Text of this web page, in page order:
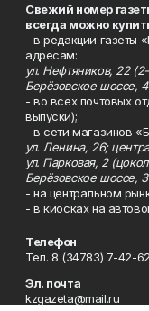
Свежий номер
всегда можно
- в редакции газеты
адресам:
ул. Нефтяников, 22
Берёзовское шоссе,
- во всех почтовых
выпуски);
- в сети магазинов
ул. Ленина, 26;
ул. Парковая, 2
Берёзовское шоссе,
- на центральном
- в киосках на
Телефон
Тел. 8 (34783) 7-42-
Эл. почта
kzgazeta@mail.ru